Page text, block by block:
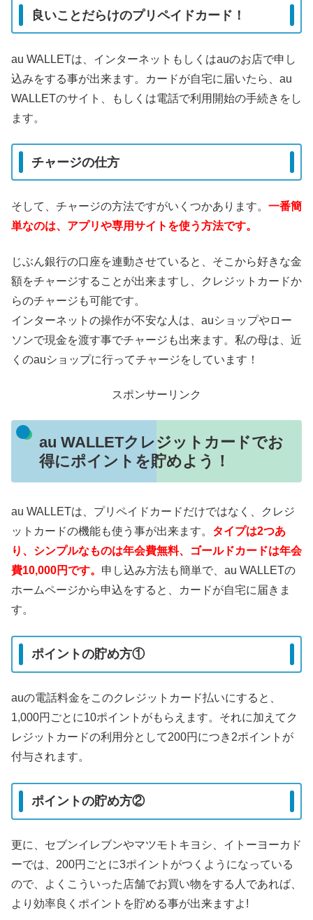
良いことだらけのプリペイドカード！
au WALLETは、インターネットもしくはauのお店で申し
込みをする事が出来ます。カードが自宅に届いたら、au
WALLETのサイト、もしくは電話で利用開始の手続きをし
ます。
チャージの仕方
そして、チャージの方法ですがいくつかあります。 一番簡
単なのは、アプリや専用サイトを使う方法です。
じぶん銀行の口座を連動させていると、そこから好きな金
額をチャージすることが出来ますし、クレジットカードか
らのチャージも可能です。
インターネットの操作が不安な人は、auショップやロー
ソンで現金を渡す事でチャージも出来ます。私の母は、近
くのauショップに行ってチャージをしています！
スポンサーリンク
au WALLETクレジットカードでお
得にポイントを貯めよう！
au WALLETは、プリペイドカードだけではなく、クレジ
ットカードの機能も使う事が出来ます。 タイプは2つあ
り、シンプルなものは年会費無料、ゴールドカードは年会
費10,000円です。 申し込み方法も簡単で、au WALLETの
ホームページから申込をすると、カードが自宅に届きま
す。
ポイントの貯め方①
auの電話料金をこのクレジットカード払いにすると、
1,000円ごとに10ポイントがもらえます。それに加えてク
レジットカードの利用分として200円につき2ポイントが
付与されます。
ポイントの貯め方②
更に、セブンイレブンやマツモトキヨシ、イトーヨーカド
ーでは、200円ごとに3ポイントがつくようになっている
ので、よくこういった店舗でお買い物をする人であれば、
より効率良くポイントを貯める事が出来ますよ!